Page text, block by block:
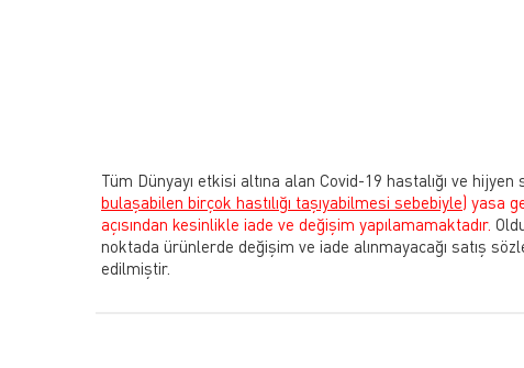
Tüm Dünyayı etkisi altına alan Covid-19 hastalığı ve hijyen
bulaşabilen birçok hastılığı taşıyabilmesi sebebiyle) yasa
açısından kesinlikle iade ve değişim yapılamamaktadır.
noktada ürünlerde değişim ve iade alınmayacağı satış
edilmiştir.